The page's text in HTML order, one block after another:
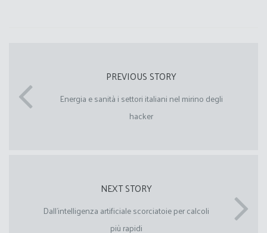
PREVIOUS STORY
Energia e sanità i settori italiani nel mirino degli
hacker
NEXT STORY
Dall’intelligenza artificiale scorciatoie per calcoli
più rapidi